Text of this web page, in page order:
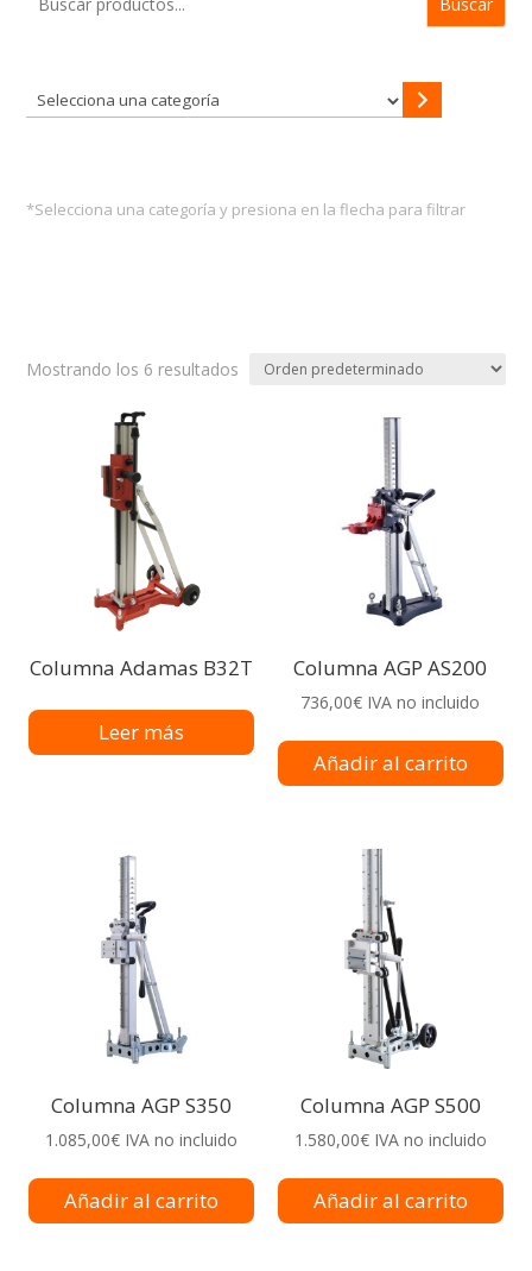
Selecciona
*Selecciona una categoría y presiona en la flecha para filtrar
Mostrando los 6 resultados
Columna Adamas B32T
Leer más
Columna AGP AS200
736,00€ IVA no incluido
Añadir al carrito
Columna AGP S350
1.085,00€ IVA no incluido
Añadir al carrito
Columna AGP S500
1.580,00€ IVA no incluido
Añadir al carrito